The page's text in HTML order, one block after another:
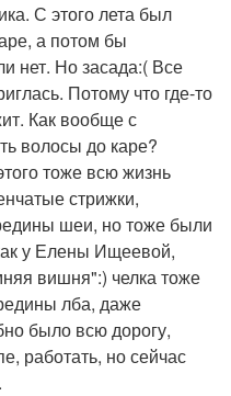
С этого лета был
а потом бы
нет. Но засада:( Все
Потому что где-то
Как вообще с
волосы до каре?
тоже всю жизнь
стрижки,
шеи, но тоже были
у Елены Ищеевой,
вишня":) челка тоже
лба, даже
было всю дорогу,
работать, но сейчас